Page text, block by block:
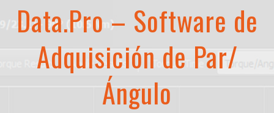
Data.Pro – Software de
Adquisición de Par/
Ángulo